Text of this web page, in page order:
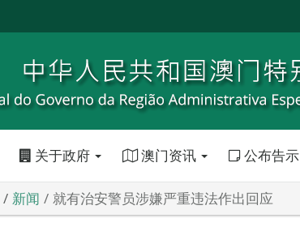
关于政府 澳门资讯 公布告示
新闻 就有治安警员涉嫌严重违法作出回应